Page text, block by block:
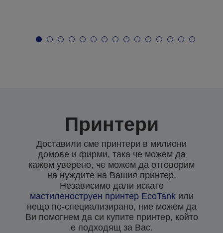
Принтери
Доставили сме принтери в милиони
домове и фирми, така че можем да
кажем уверено, че можем да отговорим
на нуждите на Вашия принтер.
Независимо дали искате
мастиленоструен принтер EcoTankили
нещо по-специализирано, ние можем да
Ви помогнем да си купите принтер, който
е подходящ за Вас.